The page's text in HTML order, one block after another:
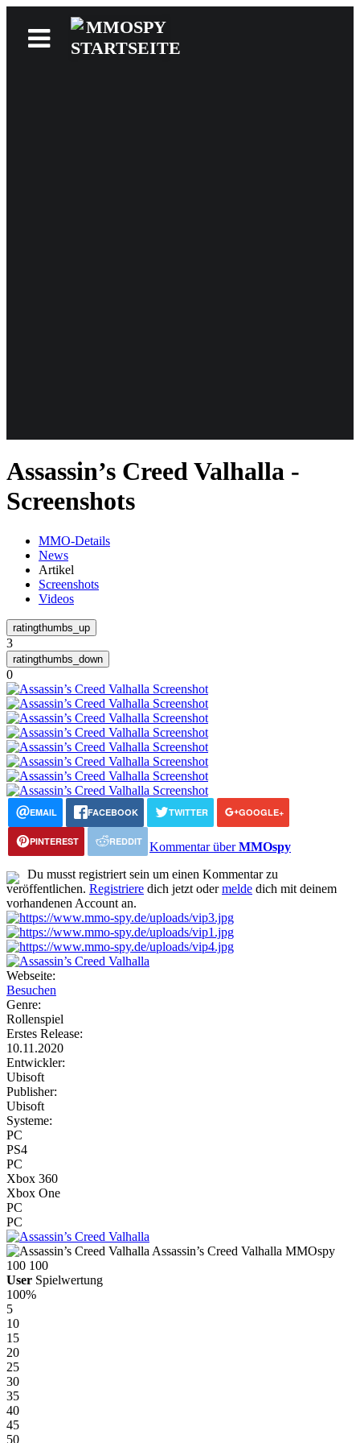
Assassin’s Creed Valhalla -
Screenshots
MMO-Details
News
Artikel
Screenshots
Videos
3
0
EMAIL FACEBOOK TWITTER GOOGLE+
PINTEREST REDDIT Kommentar überMMOspy
Du musst registriert sein um einen Kommentar zu
veröffentlichen. Registriere dich jetzt odermelde dich mit deinem
vorhandenen Account an.
Webseite:
Besuchen
Genre:
Rollenspiel
Erstes Release:
10.11.2020
Entwickler:
Ubisoft
Publisher:
Ubisoft
Systeme:
PC
PS4
PC
Xbox 360
Xbox One
PC
PC
Assassin’s Creed Valhalla MMOspy
100 100
User Spielwertung
100%
5
10
15
20
25
30
35
40
45
50